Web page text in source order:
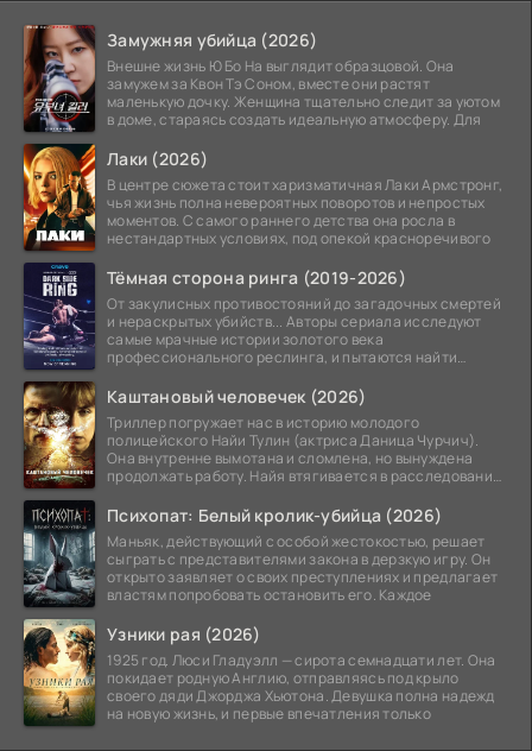
Замужняя убийца (2026)
Внешне жизнь Ю Бо На выглядит образцовой. Она
замужем за Квон Тэ Соном, вместе они растят
маленькую дочку. Женщина тщательно следит за уютом
в доме, стараясь создать идеальную атмосферу. Для
Лаки (2026)
В центре сюжета стоит харизматичная Лаки Армстронг,
чья жизнь полна невероятных поворотов и непростых
моментов. С самого раннего детства она росла в
нестандартных условиях, под опекой красноречивого
Тёмная сторона ринга (2019-2026)
От закулисных противостояний до загадочных смертей
и нераскрытых убийств... Авторы сериала исследуют
самые мрачные истории золотого века
профессионального реслинга, и пытаются найти
Каштановый человечек (2026)
Триллер погружает нас в историю молодого
полицейского Найи Тулин (актриса Даница Чурчич).
Она внутренне вымотана и сломлена, но вынуждена
продолжать работу. Найя втягивается в расследование
Психопат: Белый кролик-убийца (2026)
Маньяк, действующий с особой жестокостью, решает
сыграть с представителями закона в дерзкую игру. Он
открыто заявляет о своих преступлениях и предлагает
властям попробовать остановить его. Каждое
Узники рая (2026)
1925 год. Люси Гладуэлл — сирота семнадцати лет. Она
покидает родную Англию, отправляясь под крыло
своего дяди Джорджа Хьютона. Девушка полна надежд
на новую жизнь, и первые впечатления только